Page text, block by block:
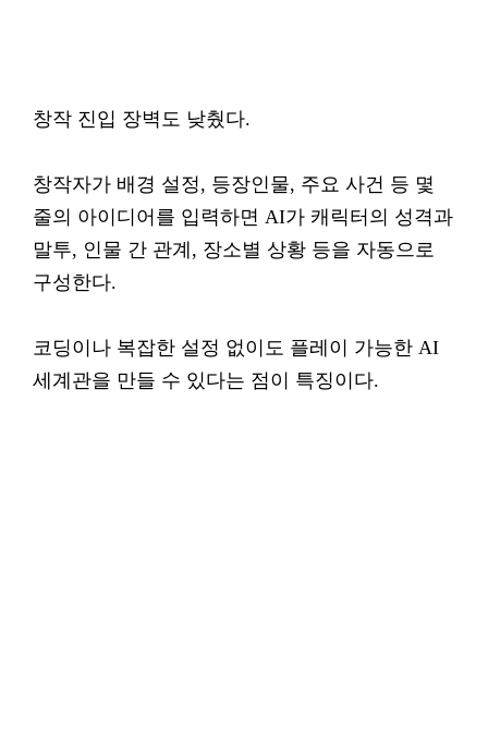
창작 진입 장벽도 낮췄다.
창작자가 배경 설정, 등장인물, 주요 사건 등 몇
줄의 아이디어를 입력하면 AI가 캐릭터의 성격과
말투, 인물 간 관계, 장소별 상황 등을 자동으로
구성한다.
코딩이나 복잡한 설정 없이도 플레이 가능한 AI
세계관을 만들 수 있다는 점이 특징이다.